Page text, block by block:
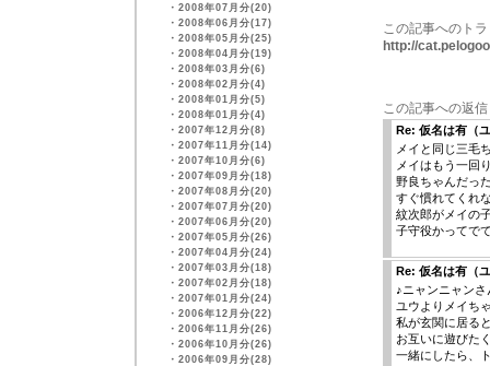
・ 2008年07月分(20)
・ 2008年06月分(17)
・ 2008年05月分(25)
・ 2008年04月分(19)
・ 2008年03月分(6)
・ 2008年02月分(4)
・ 2008年01月分(5)
・ 2008年01月分(4)
・ 2007年12月分(8)
・ 2007年11月分(14)
・ 2007年10月分(6)
・ 2007年09月分(18)
・ 2007年08月分(20)
・ 2007年07月分(20)
・ 2007年06月分(20)
・ 2007年05月分(26)
・ 2007年04月分(24)
・ 2007年03月分(18)
・ 2007年02月分(18)
・ 2007年01月分(24)
・ 2006年12月分(22)
・ 2006年11月分(26)
・ 2006年10月分(26)
・ 2006年09月分(28)
この記事へのト
http://
この記事への返信
Re: 仮名は有（
メイと同じ三毛
メイはもう一回
野良ちゃんだっ
すぐ慣れてくれ
紋次郎がメイの
子守役かってで
Re: 仮名は有（
♪ニャンニャンさ
ユウよりメイち
私が玄関に居る
お互いに遊びた
一緒にしたら、